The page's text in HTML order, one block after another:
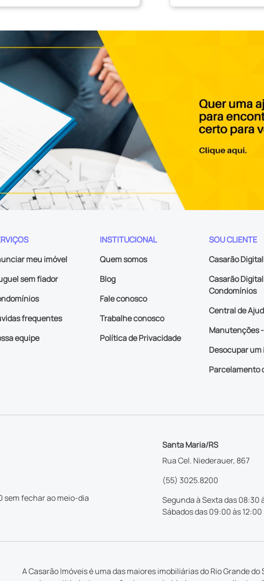
meu imóvel
sem fiador
frequentes
equipe
INSTITUCIONAL
Quem somos
Blog
Fale conosco
Trabalhe conosco
Política de Privacidade
SOU CLIENTE
Casarão
Casarão
Condomínios
Central de
Manutenções
Desocupar um
Parcelamento
sem fechar ao meio-dia
Santa Maria/RS
Rua Cel. Niederauer, 867
(55) 3025.8200
Segunda à Sexta das 08:30
Sábados das 09:00 às 12:00
A Casarão Imóveis é uma das maiores imobiliárias do Rio Grande